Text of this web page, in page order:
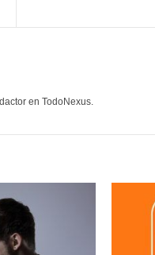
en TodoNexus.